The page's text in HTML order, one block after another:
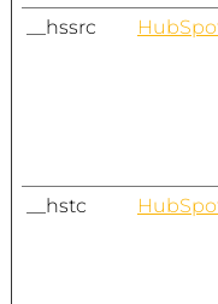
__hssrc
__hstc